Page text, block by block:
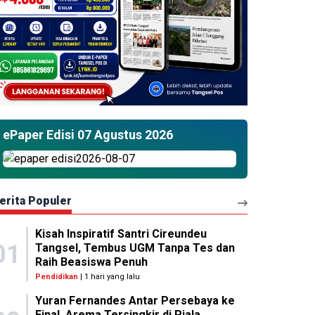
ePaper Edisi 07 Agustus 2026
Populer
Kisah Inspiratif Santri Cireundeu
Tangsel, Tembus UGM Tanpa Tes dan
Raih Beasiswa Penuh
Pendidikan | 1 hari yang lalu
Yuran Fernandes Antar Persebaya ke